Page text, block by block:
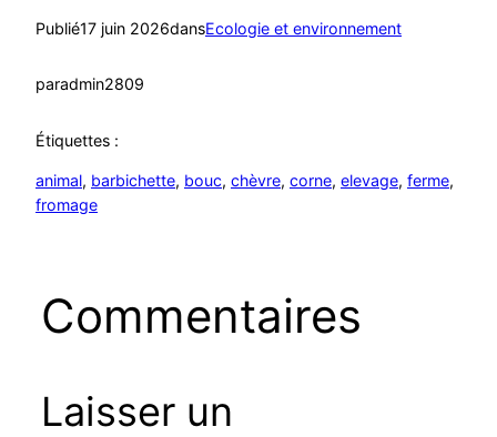
Publié17 juin 2026dansEcologie et environnement
paradmin2809
Étiquettes :
animal, barbichette, bouc, chèvre, corne, elevage, ferme
fromage
Commentaires
Laisser un